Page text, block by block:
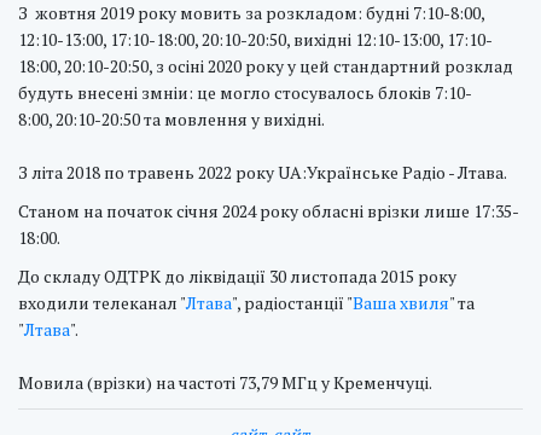
З жовтня 2019 року мовить за розкладом: будні 7:10-8:00,
12:10-13:00, 17:10-18:00, 20:10-20:50, вихідні 12:10-13:00, 17:10-
18:00, 20:10-20:50, з осіні 2020 року у цей стандартний розклад
будуть внесені змніи: це могло стосувалось блоків 7:10-
8:00, 20:10-20:50 та мовлення у вихідні.
З літа 2018 по травень 2022 року UA:Українське Радіо - Лтава.
Станом на початок січня 2024 року обласні врізки лише 17:35-
18:00.
До складу ОДТРК до ліквідації 30 листопада 2015 року
входили телеканал "Лтава", радіостанції "Ваша хвиля" та
"Лтава".
Мовила (врізки) на частоті 73,79 МГц у Кременчуці.